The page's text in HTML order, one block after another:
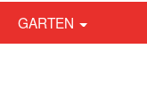
GARTEN